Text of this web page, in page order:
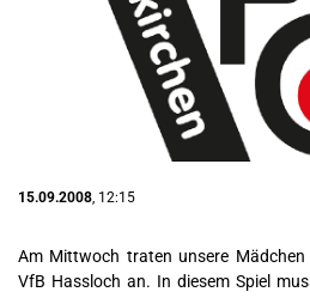
15.09.2008 , 12:15
Am Mittwoch traten unsere Mädchen
VfB Hassloch an. In diesem Spiel